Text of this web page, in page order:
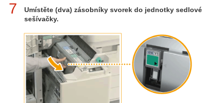
7
Umístěte (dva) zásobníky svorek do jednotky sedlové
sešívačky.